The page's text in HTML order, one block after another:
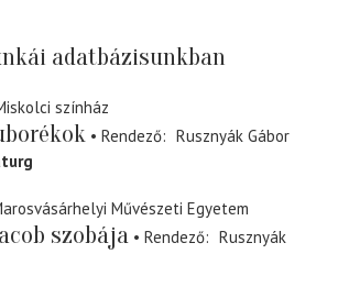
adatbázisunkban
színház
Rendező
Rusznyák Gábor
Művészeti Egyetem
szobája Rendező
Rusznyák